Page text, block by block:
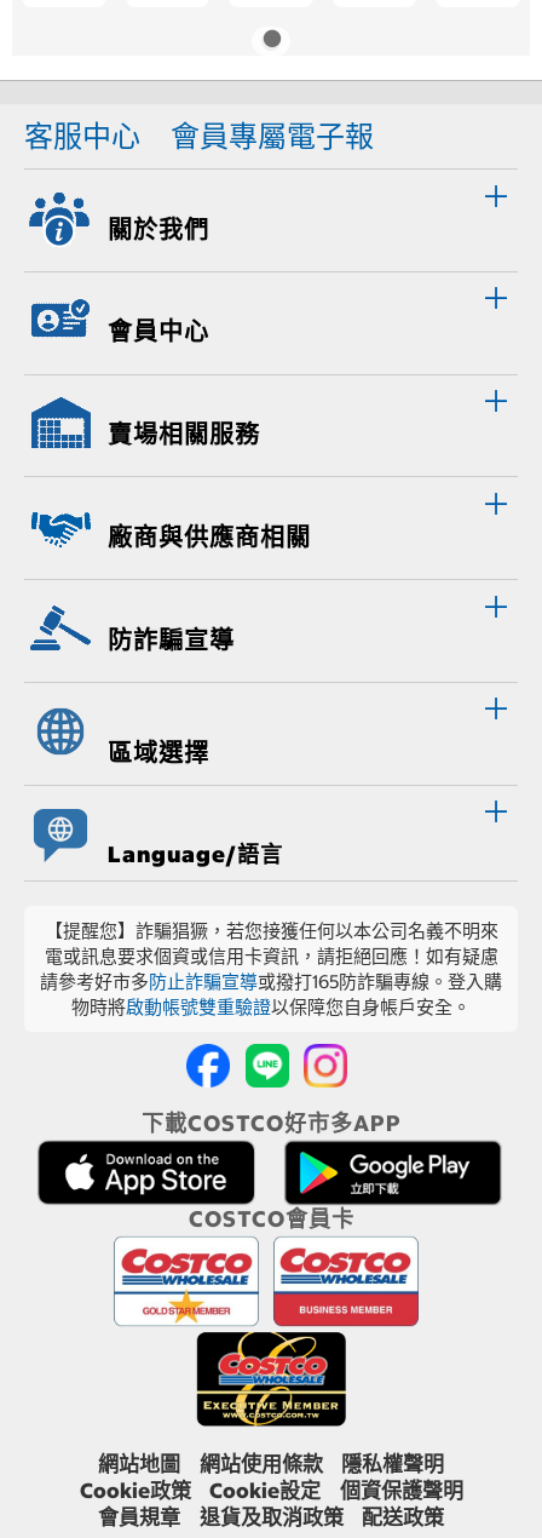
客服中心 會員專屬電子報
關於我們
會員中心
賣場相關服務
廠商與供應商相關
防詐騙宣導
區域選擇
Language/語言
【提醒您】詐騙猖獗，若您接獲任何以本公司名義不明來
電或訊息要求個資或信用卡資訊，請拒絕回應！如有疑慮
請參考好市多防止詐騙宣導或撥打165防詐騙專線。登入購
物時將啟動帳號雙重驗證以保障您自身帳戶安全。
下載COSTCO好市多APP
COSTCO會員卡
網站地圖 網站使用條款
隱私權聲明
Cookie政策
Cookie設定
個資保護聲明
會員規章
退貨及取消政策 配送政策